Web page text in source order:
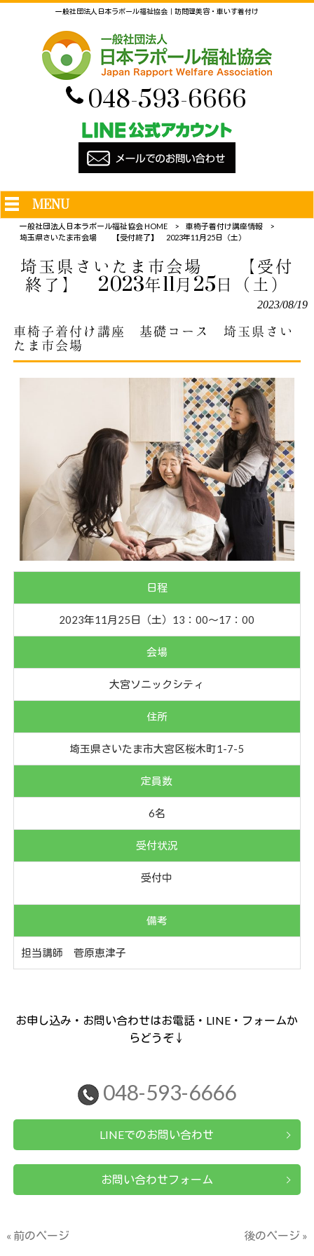
一般社団法人日本ラポール福祉協会｜訪問理美容・車いす着付け
048-593-6666
MENU
一般社団法人日本ラポール福祉協会 HOME > 車椅子着付け講座情報
>
埼玉県さいたま市会場 【受付終了】 2023年11月25日（土）
埼玉県さいたま市会場 【受付
終了】 2023年11月25日（土）
2023/08/19
車椅子着付け講座 基礎コース 埼玉県さい
たま市会場
日程
2023年11月25日（土）13：00〜17：00
会場
大宮ソニックシティ
住所
埼玉県さいたま市大宮区桜木町1-7-5
定員数
6名
受付状況
受付中
備考
担当講師 菅原恵津子
お申し込み・お問い合わせはお電話・LINE・フォームか
らどうぞ↓
048-593-6666
LINEでのお問い合わせ
お問い合わせフォーム
« 前のページ 後のページ »